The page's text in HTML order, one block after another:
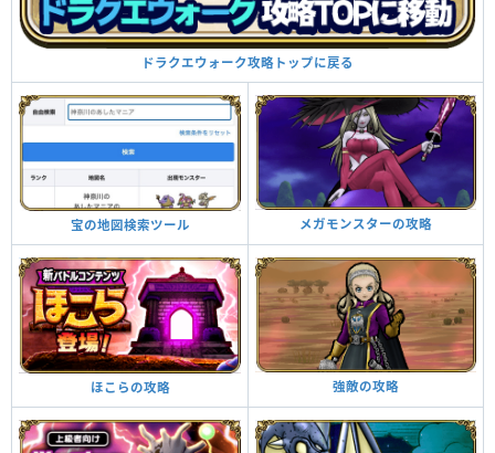
ドラクエウォーク攻略トップに戻る
宝の地図検索ツール メガモンスターの攻略
ほこらの攻略 強敵の攻略